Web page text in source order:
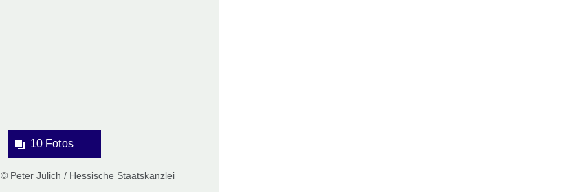
10 Fotos
© Peter Jülich / Hessische Staatskanzlei